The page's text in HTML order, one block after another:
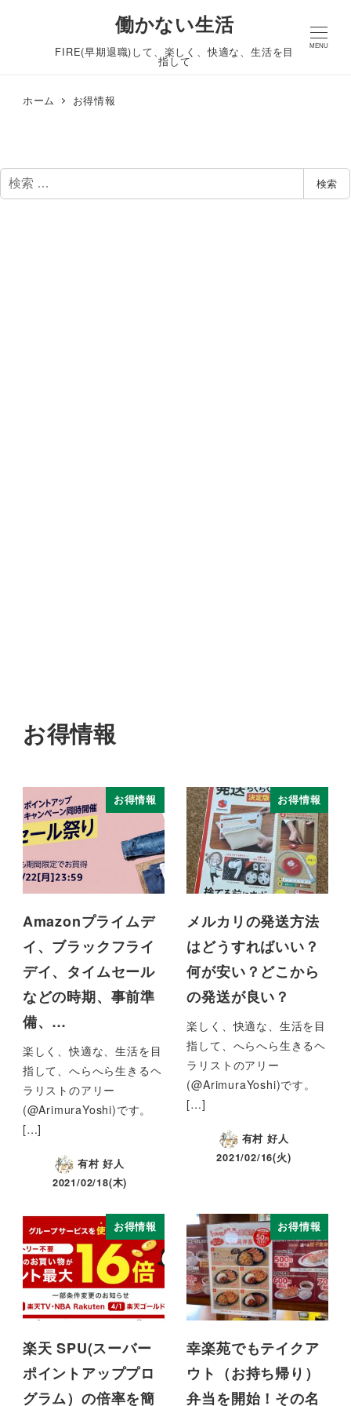
働かない生活
FIRE(早期退職)して、楽しく、快適な、生活を目
指して
MENU
ホーム お得情報
検
索
検索
お得情報
お得情報
Amazonプライムデ
イ、ブラックフライ
デイ、タイムセール
などの時期、事前準
備、…
楽しく、快適な、生活を目
指して、へらへら生きるヘ
ラリストのアリー
(@ArimuraYoshi)です。
[…]
有村 好人
2021/02/18(木)
お得情報
メルカリの発送方法
はどうすればいい？
何が安い？どこから
の発送が良い？
楽しく、快適な、生活を目
指して、へらへら生きるヘ
ラリストのアリー
(@ArimuraYoshi)です。
[…]
有村 好人
2021/02/16(火)
お得情報
楽天 SPU(スーバー
ポイントアッププロ
グラム）の倍率を簡
お得情報
幸楽苑でもテイクア
ウト（お持ち帰り）
弁当を開始！その名